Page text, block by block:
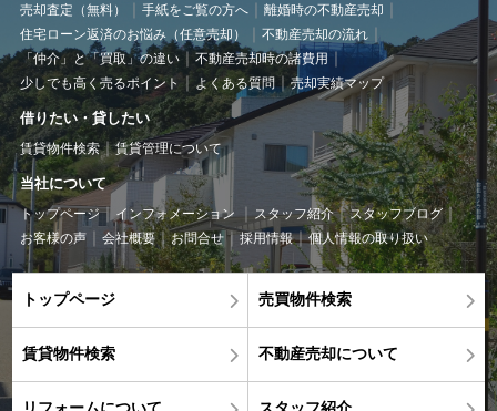
売却査定（無料） 手紙をご覧の方へ
離婚時の不動産売却
住宅ローン返済のお悩み（任意売却）
不動産売却の流れ
「仲介」と「買取」の違い
不動産売却時の諸費用
少しでも高く売るポイント
よくある質問 売却実績マップ
借りたい・貸したい
賃貸物件検索 賃貸管理について
当社について
トップページ インフォメーション スタッフ紹介
スタッフブログ
お客様の声
会社概要 お問合せ 採用情報 個人情報の取り扱い
トップページ 売買物件検索
賃貸物件検索 不動産売却について
リフォームについて スタッフ紹介